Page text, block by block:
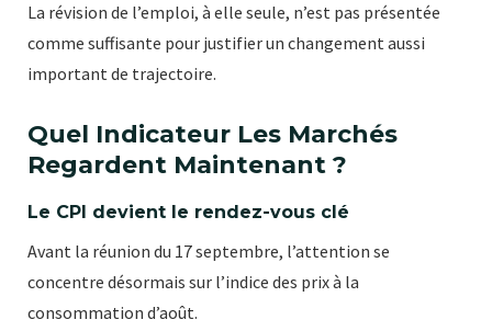
La révision de l’emploi, à elle seule, n’est pas présentée
comme suffisante pour justifier un changement aussi
important de trajectoire.
Quel Indicateur Les Marchés
Regardent Maintenant ?
Le CPI devient le rendez-vous clé
Avant la réunion du 17 septembre, l’attention se
concentre désormais sur l’indice des prix à la
consommation d’août.